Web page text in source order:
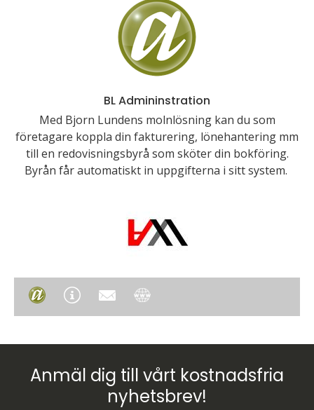
BL Admininstration
Med Bjorn Lundens molnlösning kan du som
företagare koppla din fakturering, lönehantering mm
till en redovisningsbyrå som sköter din bokföring.
Byrån får automatiskt in uppgifterna i sitt system.
Anmäl dig till vårt kostnadsfria
nyhetsbrev!